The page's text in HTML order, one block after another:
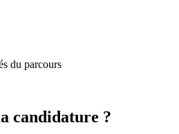
du parcours
candidature ?